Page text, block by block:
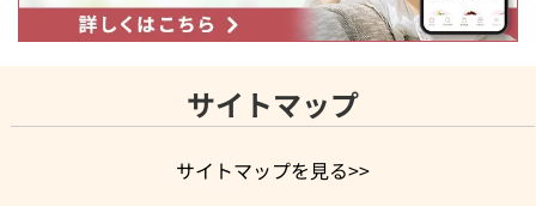
サイトマップ
サイトマップを見る>>